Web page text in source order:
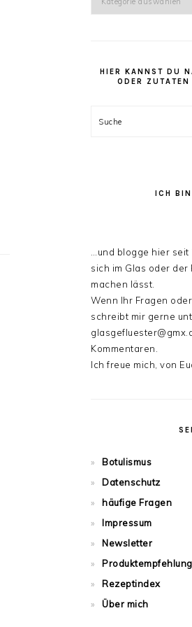
Rezept
HIER KANNST DU
ODER
Suche
ICH
…und blogge hier
sich im Glas oder
machen lässt.
Wenn Ihr Fragen
schreibt mir gerne
Kommentaren.
Ich freue mich, von
Botulismus
Datenschutz
häufige Fragen
Impressum
Newsletter
Rezeptindex
Über mich